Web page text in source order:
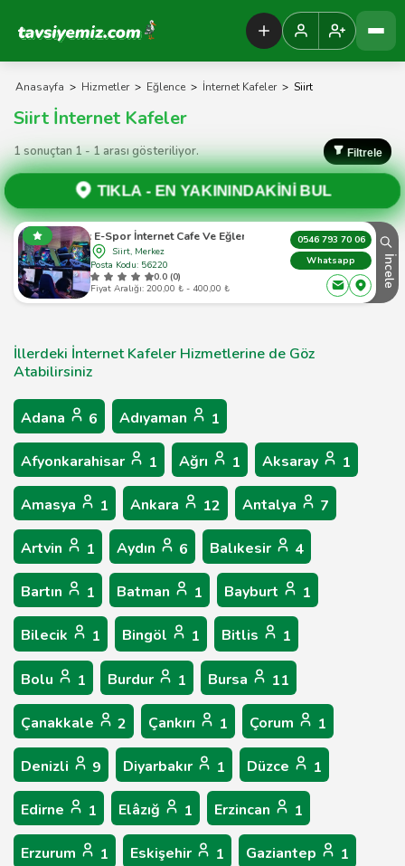
Tavsiyemiz Anasayfa
Anasayfa > Hizmetler > Eğlence > İnternet Kafeler > Siirt
Siirt İnternet Kafeler
1 sonuçtan 1 - 1 arası gösteriliyor. Filtrele
TIKLA -EN YAKININDAKİNİ BUL
Fanatıc E-Spor İnternet Cafe Ve Eğlence Merkezi
Siirt, Merkez
Posta Kodu: 56220
0.0 (0)
Fiyat Aralığı: 200,00 ₺ - 400,00 ₺
0546 793 70 06
Whatsapp
İncele
İllerdeki İnternet Kafeler Hizmetlerine de Göz
Atabilirsiniz
Adana 6 Adıyaman 1
Afyonkarahisar 1 Ağrı 1 Aksaray 1
Amasya 1 Ankara 12 Antalya 7
Artvin 1 Aydın 6 Balıkesir 4
Bartın 1 Batman 1 Bayburt 1
Bilecik 1 Bingöl 1 Bitlis 1
Bolu 1 Burdur 1 Bursa 11
Çanakkale 2 Çankırı 1 Çorum 1
Denizli 9 Diyarbakır 1 Düzce 1
Edirne 1 Elâzığ 1 Erzincan 1
Erzurum 1 Eskişehir 1 Gaziantep 1